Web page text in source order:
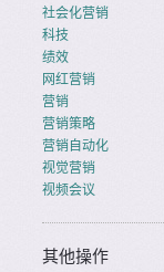
社会化营销
科技
绩效
网红营销
营销
营销策略
营销自动化
视觉营销
视频会议
其他操作